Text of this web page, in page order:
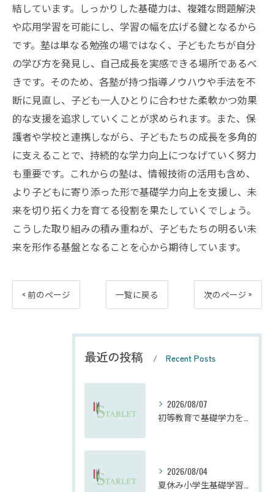
結しています。しっかりした基礎力は、複雑な問題解決
や応用学習を可能にし、学習の幅を広げる鍵となるから
です。塾は単なる勉強の場ではなく、子どもたちが自分
の学び方を発見し、自己成長を実感できる場所であるべ
きです。そのため、各塾が持つ指導ノウハウや手法を不
断に見直し、子ども一人ひとりに合わせた柔軟かつ効果
的な支援を追求していくことが求められます。また、保
護者や学校と連携しながら、子どもたちの成長を多角的
に支えることで、持続的な学力向上につなげていく努力
も重要です。これからの塾は、情報技術の活用も含め、
より子どもに寄り添った形で基礎学力向上を支援し、未
来を切り拓く力を育てる役割を果たしていくでしょう。
こうした取り組みの積み重ねが、子どもたちの明るい未
来を形作る基盤となることを心から期待しています。
< 前のページ 一覧に戻る 次のページ >
最近の投稿 Recent Posts
2026/08/07
2026/08/04